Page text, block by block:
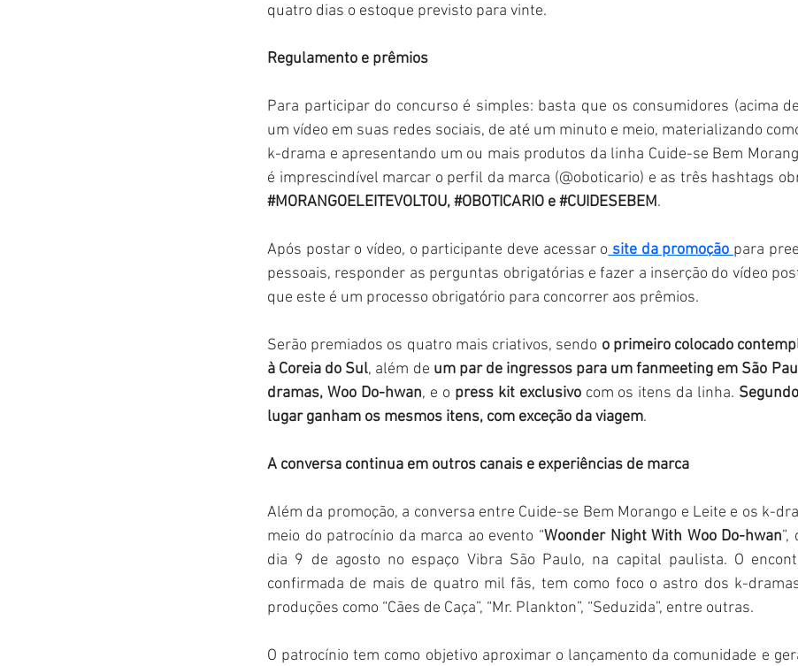
quatro dias o estoque previsto para vinte.
Regulamento e prêmios
Para participar do concurso é simples: basta que os consumidores (acima
um vídeo em suas redes sociais, de até um minuto e meio, materializando
k-drama e apresentando um ou mais produtos da linha Cuide-se Bem
#MORANGOELEITEVOLTOU, #OBOTICARIO e #CUIDESEBEM.
Após postar o vídeo, o participante deve acessar o site da promoção para
pessoais, responder as perguntas obrigatórias e fazer a inserção do vídeo
que este é um processo obrigatório para concorrer aos prêmios.
Serão premiados os quatro mais criativos, sendo o primeiro colocado
à Coreia do Sul, além de um par de ingressos para um fanmeeting em São
dramas, Woo Do-hwan, e o press kit exclusivo com os itens da linha.
lugar ganham os mesmos itens, com exceção da viagem.
A conversa continua em outros canais e experiências de marca
Além da promoção, a conversa entre Cuide-se Bem Morango e Leite e os k-
meio do patrocínio da marca ao evento “Woonder Night With Woo Do-hwan
dia 9 de agosto no espaço Vibra São Paulo, na capital paulista. O
confirmada de mais de quatro mil fãs, tem como foco o astro dos k-
produções como “Cães de Caça”, “Mr. Plankton”, “Seduzida”, entre outras.
O patrocínio tem como objetivo aproximar o lançamento da comunidade e